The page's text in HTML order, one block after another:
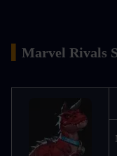
Marvel Rivals